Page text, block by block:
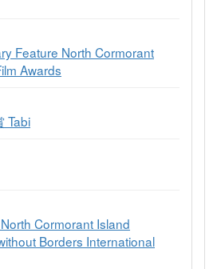
Feature North Cormorant
Awards
Tabi
Cormorant Island
Borders International